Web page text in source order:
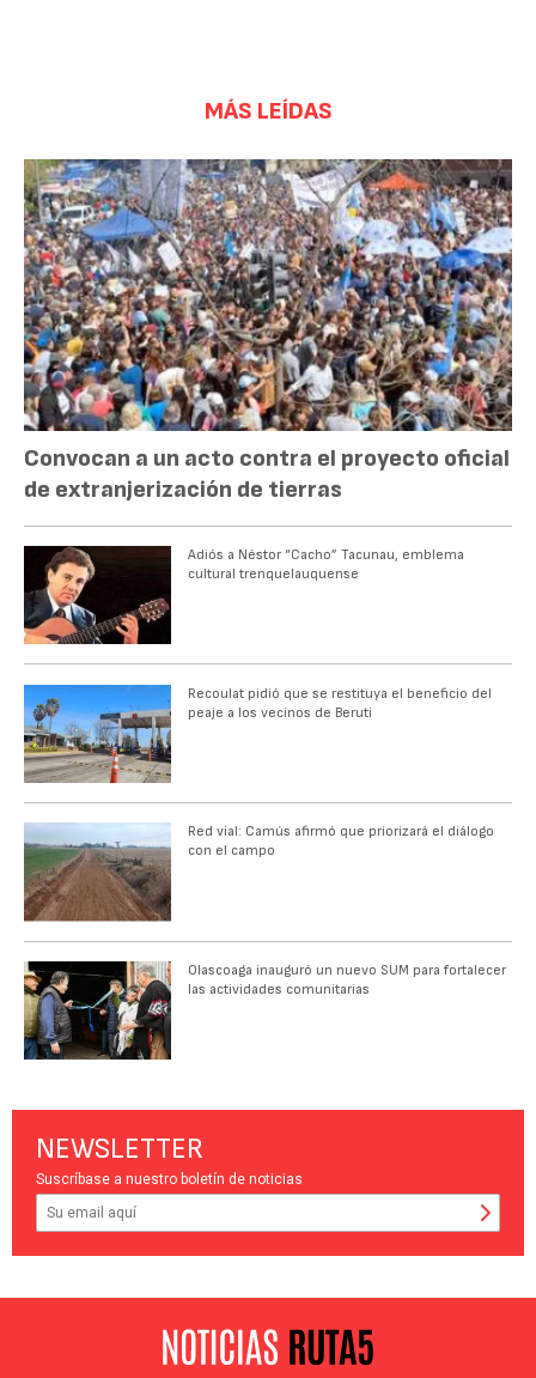
MÁS LEÍDAS
Convocan a un acto contra el proyecto oficial
de extranjerización de tierras
Adiós a Néstor “Cacho” Tacunau, emblema
cultural trenquelauquense
Recoulat pidió que se restituya el beneficio del
peaje a los vecinos de Beruti
Red vial: Camús afirmó que priorizará el diálogo
con el campo
Olascoaga inauguró un nuevo SUM para fortalecer
las actividades comunitarias
NEWSLETTER
Suscríbase a nuestro boletín de noticias